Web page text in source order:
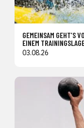
GEMEINSAM GEHT’S
EINEM
03.08.26